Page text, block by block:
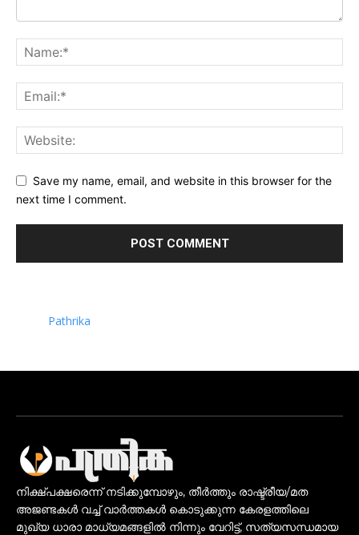
Save my name, email, and website in this browser for the
next time I comment.
Pathrika
നിക്ഷ്പക്ഷരെന്ന് നടിക്കുമ്പോഴും, തീർത്തും രാഷ്ട്രീയ/മത
അജണ്ടകൾ വച്ച് വാർത്തകൾ കൊടുക്കുന്ന കേരളത്തിലെ
മുഖ്യ ധാരാ മാധ്യമങ്ങളിൽ നിന്നും വേറിട്ട്, സത്യസന്ധമായ